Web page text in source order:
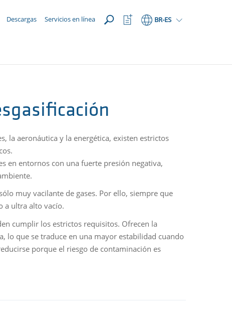
Descargas Servicios en línea BR-ES
Abrir
lista
la aeronáutica y la energética, existen estrictos
en entornos con una fuerte presión negativa,
muy vacilante de gases. Por ello, siempre que
a ultra alto vacío.
cumplir los estrictos requisitos. Ofrecen la
lo que se traduce en una mayor estabilidad cuando
porque el riesgo de contaminación es